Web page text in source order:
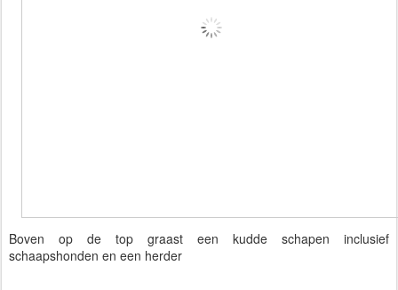
Boven op de top graast een kudde schapen inclusief
schaapshonden en een herder